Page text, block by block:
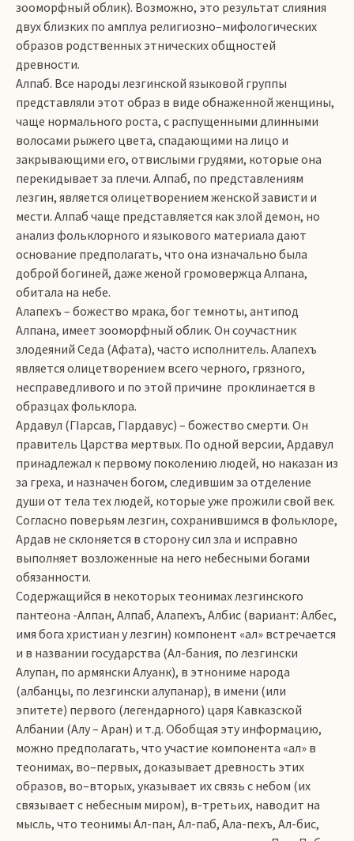
зооморфный облик). Возможно, это результат слияния
двух близких по амплуа религиозно–мифологических
образов родственных этнических общностей
древности.
Алпаб. Все народы лезгинской языковой группы
представляли этот образ в виде обнаженной женщины,
чаще нормального роста, с распущенными длинными
волосами рыжего цвета, спадающими на лицо и
закрывающими его, отвислыми грудями, которые она
перекидывает за плечи. Алпаб, по представлениям
лезгин, является олицетворением женской зависти и
мести. Алпаб чаще представляется как злой демон, но
анализ фольклорного и языкового материала дают
основание предполагать, что она изначально была
доброй богиней, даже женой громовержца Алпана,
обитала на небе.
Алапехъ – божество мрака, бог темноты, антипод
Алпана, имеет зооморфный облик. Он соучастник
злодеяний Седа (Афата), часто исполнитель. Алапехъ
является олицетворением всего черного, грязного,
несправедливого и по этой причине проклинается в
образцах фольклора.
Ардавул (ГIарсав, ГIардавус) – божество смерти. Он
правитель Царства мертвых. По одной версии, Ардавул
принадлежал к первому поколению людей, но наказан из
за греха, и назначен богом, следившим за отделение
души от тела тех людей, которые уже прожили свой век.
Согласно поверьям лезгин, сохранившимся в фольклоре,
Ардав не склоняется в сторону сил зла и исправно
выполняет возложенные на него небесными богами
обязанности.
Содержащийся в некоторых теонимах лезгинского
пантеона -Алпан, Алпаб, Алапехъ, Албис (вариант: Албес,
имя бога христиан у лезгин) компонент «ал» встречается
и в названии государства (Ал-бания, по лезгински
Алупан, по армянски Алуанк), в этнониме народа
(албанцы, по лезгински алупанар), в имени (или
эпитете) первого (легендарного) царя Кавказской
Албании (Алу – Аран) и т.д. Обобщая эту информацию,
можно предполагать, что участие компонента «ал» в
теонимах, во–первых, доказывает древность этих
образов, во–вторых, указывает их связь с небом (их
связывает с небесным миром), в-третьих, наводит на
мысль, что теонимы Ал-пан, Ал-паб, Ала-пехъ, Ал-бис,